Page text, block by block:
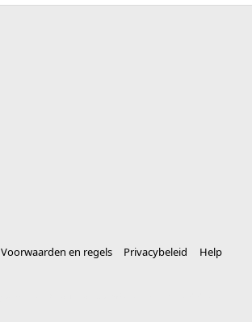
Voorwaarden en regels Privacybeleid
Help